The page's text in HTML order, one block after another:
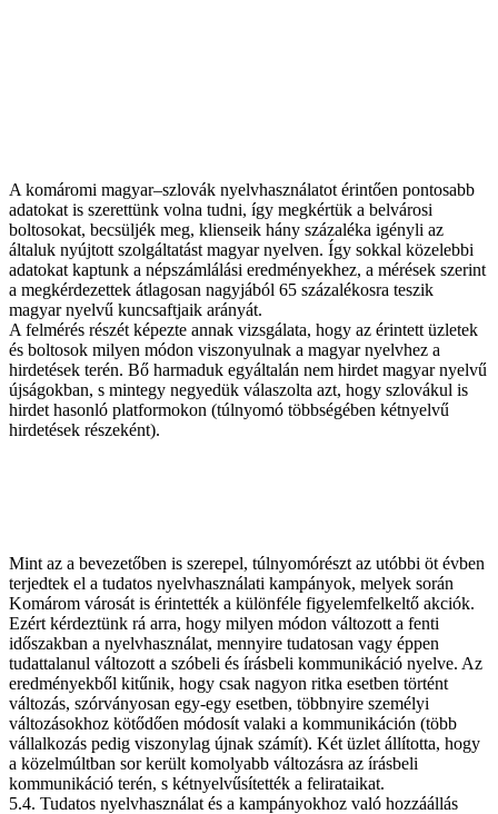
A komáromi magyar–szlovák nyelvhasználatot érintően pontosabb
adatokat is szerettünk volna tudni, így megkértük a belvárosi
boltosokat, becsüljék meg, klienseik hány százaléka igényli az
általuk nyújtott szolgáltatást magyar nyelven. Így sokkal közelebbi
adatokat kaptunk a népszámlálási eredményekhez, a mérések szerint
a megkérdezettek átlagosan nagyjából 65 százalékosra teszik
magyar nyelvű kuncsaftjaik arányát.
A felmérés részét képezte annak vizsgálata, hogy az érintett üzletek
és boltosok milyen módon viszonyulnak a magyar nyelvhez a
hirdetések terén. Bő harmaduk egyáltalán nem hirdet magyar nyelvű
újságokban, s mintegy negyedük válaszolta azt, hogy szlovákul is
hirdet hasonló platformokon (túlnyomó többségében kétnyelvű
hirdetések részeként).
Mint az a bevezetőben is szerepel, túlnyomórészt az utóbbi öt évben
terjedtek el a tudatos nyelvhasználati kampányok, melyek során
Komárom városát is érintették a különféle figyelemfelkeltő akciók.
Ezért kérdeztünk rá arra, hogy milyen módon változott a fenti
időszakban a nyelvhasználat, mennyire tudatosan vagy éppen
tudattalanul változott a szóbeli és írásbeli kommunikáció nyelve. Az
eredményekből kitűnik, hogy csak nagyon ritka esetben történt
változás, szórványosan egy-egy esetben, többnyire személyi
változásokhoz kötődően módosít valaki a kommunikáción (több
vállalkozás pedig viszonylag újnak számít). Két üzlet állította, hogy
a közelmúltban sor került komolyabb változásra az írásbeli
kommunikáció terén, s kétnyelvűsítették a felirataikat.
5.4. Tudatos nyelvhasználat és a kampányokhoz való hozzáállás